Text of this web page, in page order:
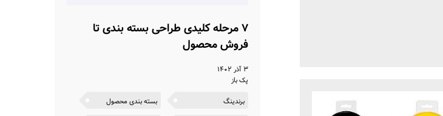
۷ مرحله کلیدی طراحی بسته بندی تا
فروش محصول
۳ آذر ۱۴۰۲
پک باز
برندینگ
بسته بندی محصول